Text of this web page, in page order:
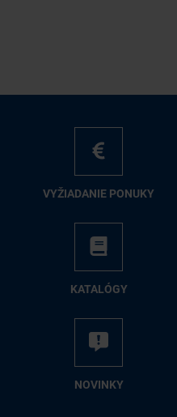
VY­ŽIA­DA­NIE PO­NU­KY
KA­TA­LÓ­GY
NO­VIN­KY